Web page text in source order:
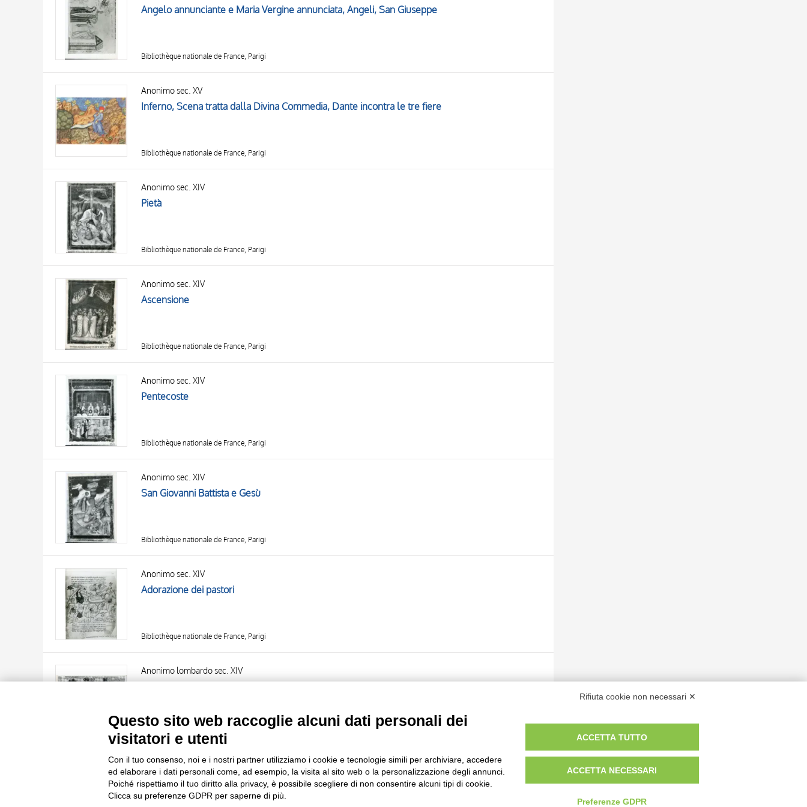
Angelo annunciante e Maria Vergine annunciata, Angeli, San Giuseppe
Bibliothèque nationale de France, Parigi
Anonimo sec. XV
Inferno, Scena tratta dalla Divina Commedia, Dante incontra le tre fiere
Bibliothèque nationale de France, Parigi
Anonimo sec. XIV
Pietà
Bibliothèque nationale de France, Parigi
Anonimo sec. XIV
Ascensione
Bibliothèque nationale de France, Parigi
Anonimo sec. XIV
Pentecoste
Bibliothèque nationale de France, Parigi
Anonimo sec. XIV
San Giovanni Battista e Gesù
Bibliothèque nationale de France, Parigi
Anonimo sec. XIV
Adorazione dei pastori
Bibliothèque nationale de France, Parigi
Anonimo lombardo sec. XIV
Bibliothèque nationale de France, Parigi
TITOLO
DATA
10 RISULTATI
20 RISULTATI
Pagina di12 - risultati dal 11al20di120
Rifiuta cookie non necessari ✕
Questo sito web raccoglie alcuni dati personali dei
visitatori e utenti
Con il tuo consenso, noi e i nostri partner utilizziamo i cookie e tecnologie simili per archiviare, accedere
ed elaborare i dati personali come, ad esempio, la visita al sito web o la personalizzazione degli annunci.
Poiché rispettiamo il tuo diritto alla privacy, è possibile scegliere di non consentire alcuni tipi di cookie.
Clicca su preferenze GDPR per saperne di più.
ACCETTA TUTTO
ACCETTA NECESSARI
Preferenze GDPR